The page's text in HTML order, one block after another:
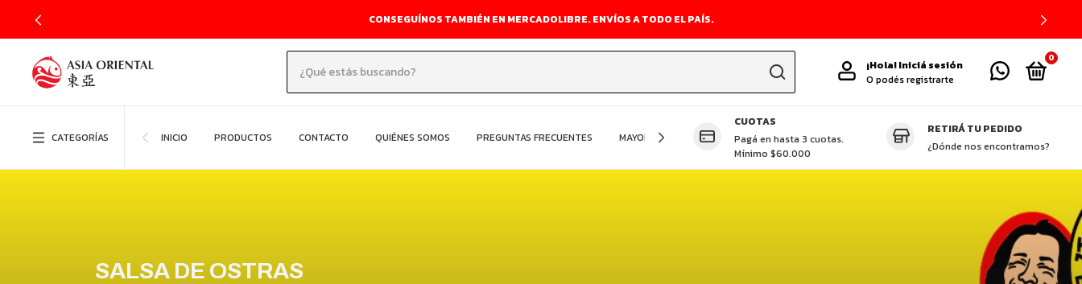
PRODUCTOS GLUTEN FREE
¡Hola!Iniciá sesión
O podés registrarte
0
CATEGORÍAS INICIO PRODUCTOS CONTACTO QUIÉNES SOMOS PREGUNTAS FRECUENTES MAYORISTA OFERTAS DESTACADAS CUCHILLOS ZHEN
CUOTAS
Pagá en hasta 3 cuotas.
Mínimo $60.000
RETIRÁ TU PEDIDO
¿Dónde nos encontramos?
SALSA DE OSTRAS